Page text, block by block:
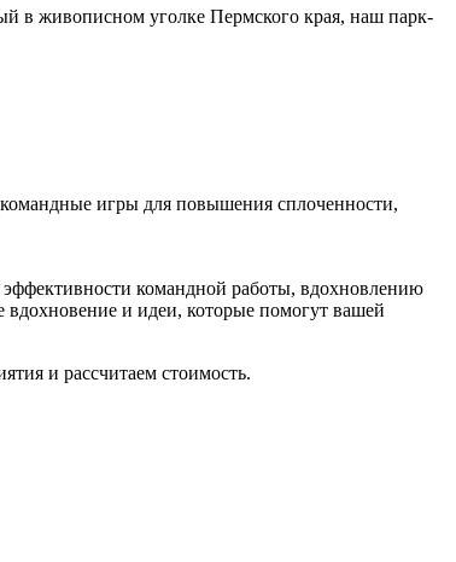
в живописном уголке Пермского края, наш парк-
игры для повышения сплоченности,
командной работы, вдохновлению
и идеи, которые помогут вашей
и рассчитаем стоимость.